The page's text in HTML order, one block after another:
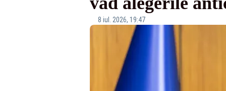
8 iul. 2026, 19:47